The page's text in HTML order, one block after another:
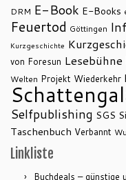
DRM E-Book E-Books
Feuertod Göttingen
Kurzgeschichte
von Foresun Lesebühne
Welten Projekt Wiederkehr
Selfpublishing SGS
Taschenbuch Verbannt
Linkliste
Buchdeals –